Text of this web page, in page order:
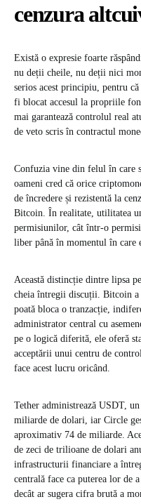
cenzura
Există o expresie foarte
nu deții cheile, nu deții nici
serios acest principiu, pentru
fi blocat accesul la propriile
mai garantează controlul real
de veto scris în contractul
Confuzia vine din felul în care
oameni cred că orice
de încredere și rezistentă la
Bitcoin. În realitate, utilitatea
permisiunilor, cât într-o
liber până în momentul în care
Această distincție dintre lipsa
cheia întregii discuții. Bitcoin a
poată bloca o tranzacție,
administrator central cu
pe o logică diferită, ele oferă
acceptării unui centru de
face acest lucru oricând.
Tether administrează USDT,
miliarde de dolari, iar Circle
aproximativ 74 de miliarde.
de zeci de trilioane de dolari
infrastructurii financiare a
centrală face ca puterea lor de
decât ar sugera cifra brută a